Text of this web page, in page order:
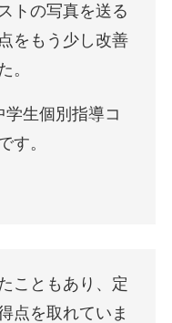
トの写真を送る
をもう少し改善
。
生個別指導コ
す。
こともあり、定
点を取れていま